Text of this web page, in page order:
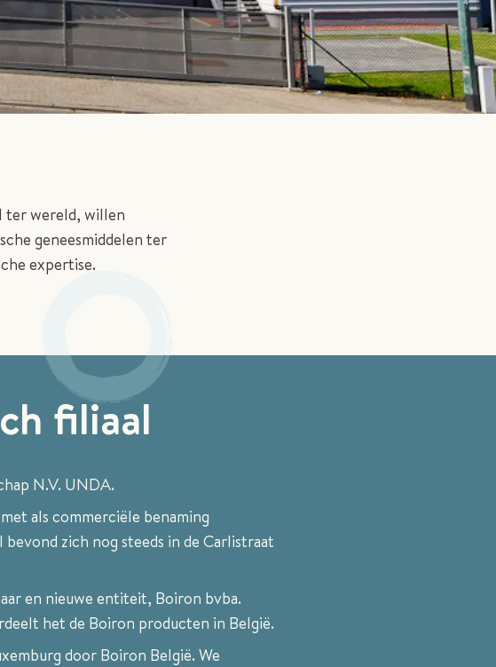
ter wereld, willen
geneesmiddelen ter
expertise.
filiaal
N.V. UNDA.
als commerciële benaming
zich nog steeds in de Carlistraat
en nieuwe entiteit, Boiron bvba.
het de Boiron producten in België.
door Boiron België. We